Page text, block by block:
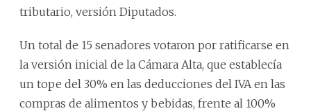
tributario, versión Diputados.
Un total de 15 senadores votaron por ratificarse en
la versión inicial de la Cámara Alta, que establecía
un tope del 30% en las deducciones del IVA en las
compras de alimentos y bebidas, frente al 100%